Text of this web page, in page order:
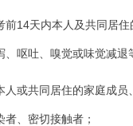
14天内本人及共同居住
、呕吐、嗅觉或味觉减退
或共同居住的家庭成员
者、密切接触者；